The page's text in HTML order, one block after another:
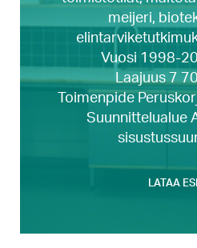
meijeri,
Vuosi 1998-
Laajuus 7
Toimenpide
Suunnittelualue
LATAA